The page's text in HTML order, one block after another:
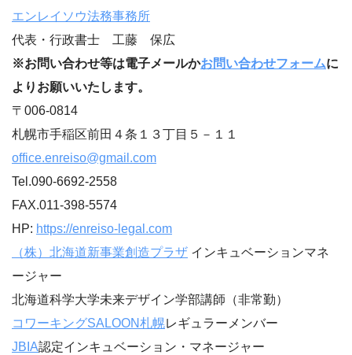
エンレイソウ法務事務所
代表・行政書士 工藤 保広
※お問い合わせ等は電子メールかお問い合わせフォームに
よりお願いいたします。
〒006-0814
札幌市手稲区前田４条１３丁目５－１１
office.enreiso@gmail.com
Tel.090-6692-2558
FAX.011-398-5574
HP: https://enreiso-legal.com
（株）北海道新事業創造プラザ インキュベーションマネ
ージャー
北海道科学大学未来デザイン学部講師（非常勤）
コワーキングSALOON札幌レギュラーメンバー
JBIA認定インキュベーション・マネージャー